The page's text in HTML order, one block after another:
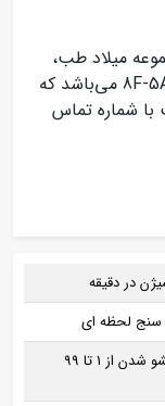
میلاد طب،
دستگاه اکسیژن ساز 5 لیتری یوول مدل 8F-5AW می‌باشد که
شماره تماس
لحظه ای
دارای تایمر خامشو شدن از 1 تا 99